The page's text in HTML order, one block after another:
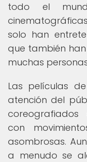
todo el
solo han
que también
muchas
Las películas
atención del
con
asombrosas.
a menudo se